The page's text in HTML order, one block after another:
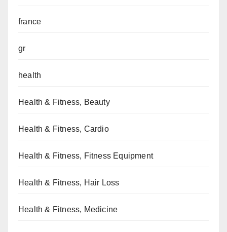
france
gr
health
Health & Fitness, Beauty
Health & Fitness, Cardio
Health & Fitness, Fitness Equipment
Health & Fitness, Hair Loss
Health & Fitness, Medicine